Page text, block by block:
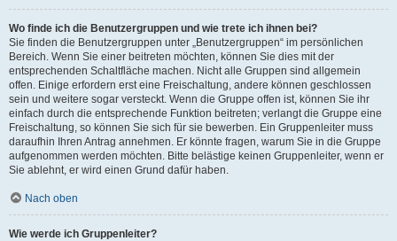
Wo finde ich die Benutzergruppen und wie trete ich ihnen bei?
Sie finden die Benutzergruppen unter „Benutzergruppen“ im persönlichen
Bereich. Wenn Sie einer beitreten möchten, können Sie dies mit der
entsprechenden Schaltfläche machen. Nicht alle Gruppen sind allgemein
offen. Einige erfordern erst eine Freischaltung, andere können geschlossen
sein und weitere sogar versteckt. Wenn die Gruppe offen ist, können Sie ihr
einfach durch die entsprechende Funktion beitreten; verlangt die Gruppe eine
Freischaltung, so können Sie sich für sie bewerben. Ein Gruppenleiter muss
daraufhin Ihren Antrag annehmen. Er könnte fragen, warum Sie in die Gruppe
aufgenommen werden möchten. Bitte belästige keinen Gruppenleiter, wenn er
Sie ablehnt, er wird einen Grund dafür haben.
Nach oben
Wie werde ich Gruppenleiter?